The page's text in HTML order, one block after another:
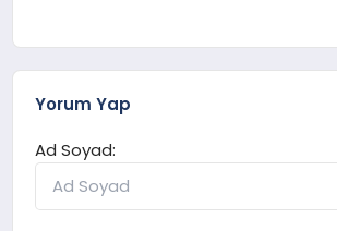
Yorum Yap
Ad Soyad: